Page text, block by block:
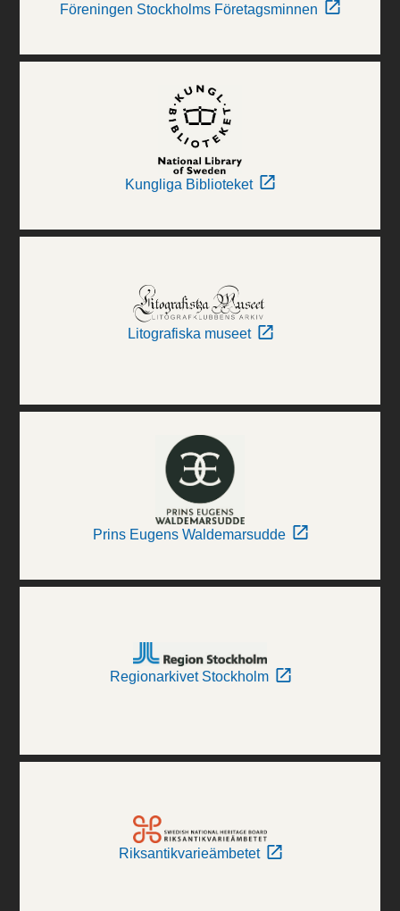
Föreningen Stockholms Företagsminnen
Kungliga Biblioteket
Litografiska museet
Prins Eugens Waldemarsudde
Regionarkivet Stockholm
Riksantikvarieämbetet